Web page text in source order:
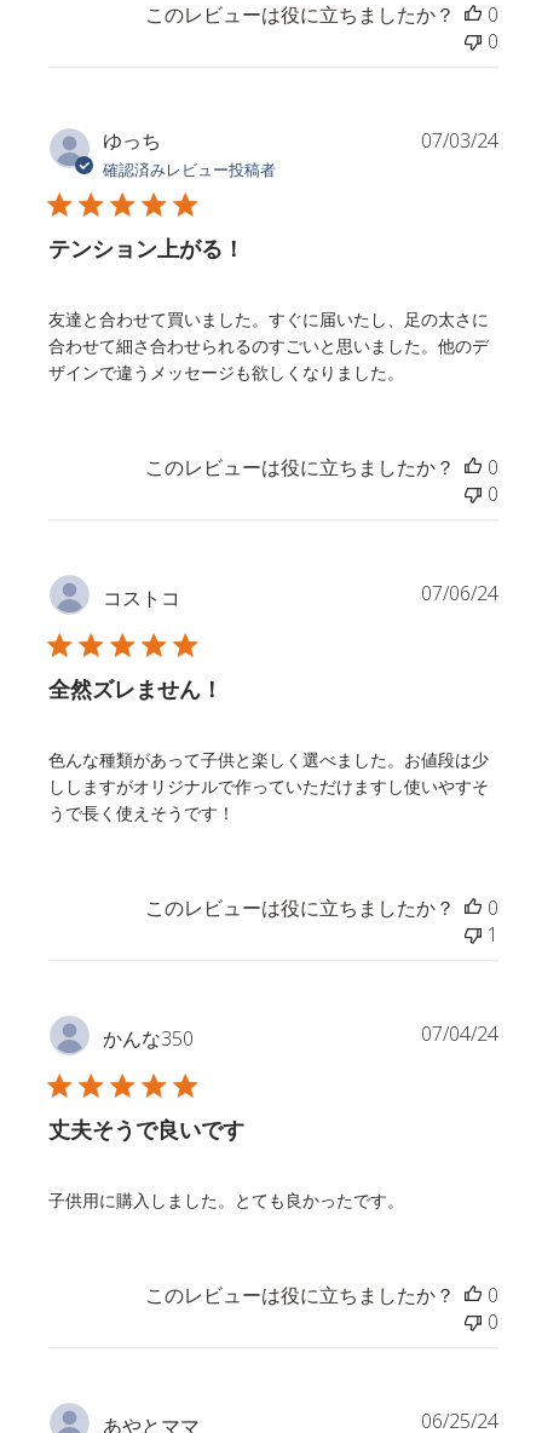
このレビューは役に立ちましたか？
0
0
ゆっち
確認済みレビュー投稿者
テンション上がる！
友達と合わせて買いました。すぐに届いたし、足の太さに
合わせて細さ合わせられるのすごいと思いました。他のデ
ザインで違うメッセージも欲しくなりました。
公
07/03/24
このレビューは役に立ちましたか？
0
0
コストコ
全然ズレません！
色んな種類があって子供と楽しく選べました。お値段は少
ししますがオリジナルで作っていただけますし使いやすそ
うで長く使えそうです！
公
07/06/24
このレビューは役に立ちましたか？
0
1
かんな350
丈夫そうで良いです
子供用に購入しました。とても良かったです。
公
07/04/24
このレビューは役に立ちましたか？
0
0
あやとママ
公
06/25/24